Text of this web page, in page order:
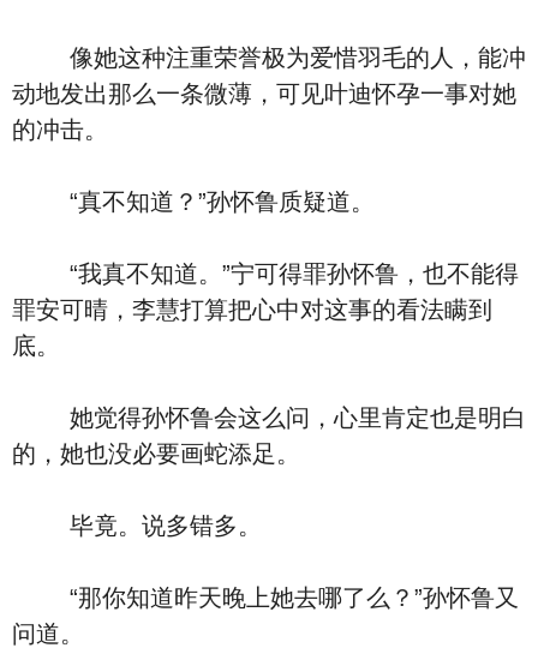
像她这种注重荣誉极为爱惜羽毛的人，能冲
动地发出那么一条微薄，可见叶迪怀孕一事对她
的冲击。
“真不知道？”孙怀鲁质疑道。
“我真不知道。”宁可得罪孙怀鲁，也不能得
罪安可晴，李慧打算把心中对这事的看法瞒到
底。
她觉得孙怀鲁会这么问，心里肯定也是明白
的，她也没必要画蛇添足。
毕竟。说多错多。
“那你知道昨天晚上她去哪了么？”孙怀鲁又
问道。